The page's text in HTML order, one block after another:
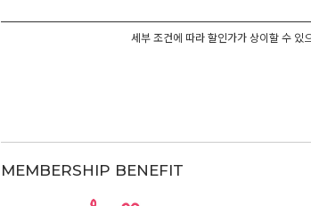
세부 조건에 따라 할인가가 상이할 수 있
MEMBERSHIP BENEFIT